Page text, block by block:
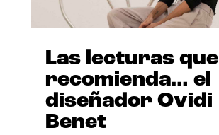
Las lecturas que
recomienda… el
diseñador Ovidi
Benet